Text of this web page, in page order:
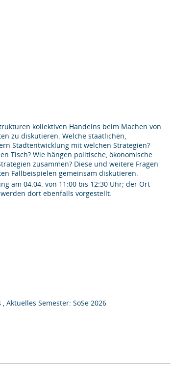
kollektiven Handelns beim Machen von
zu diskutieren. Welche staatlichen,
Stadtentwicklung mit welchen Strategien?
Tisch? Wie hängen politische, ökonomische
zusammen? Diese und weitere Fragen
Fallbeispielen gemeinsam diskutieren.
am 04.04. von 11:00 bis 12:30 Uhr; der Ort
dort ebenfalls vorgestellt.
Semester: SoSe 2026